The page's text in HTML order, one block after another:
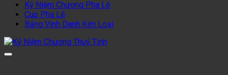
Kỷ Niệm Chương Pha Lê
Cup Pha Lê
Bảng Vinh Danh Kim Loại